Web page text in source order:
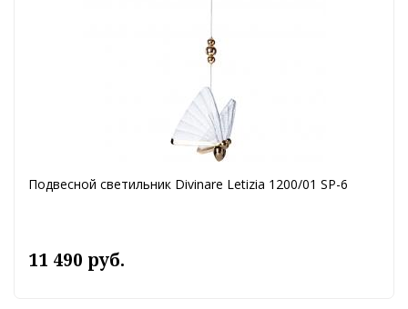
Подвесной светильник Divinare Letizia 1200/01 SP-6
11 490 руб.